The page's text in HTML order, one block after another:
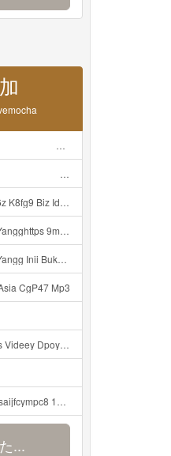
ᅠ ᅠ ᅠ ᅠ ᅠ ᅠ ᅠ ᅠ ᅠ ᅠ ᅠ ᅠ ᅠ ᅠ Mp3
ᅠ ᅠ ᅠ ᅠ ᅠ ᅠ ᅠ ᅠ ᅠ ᅠ ᅠ ᅠ ᅠ ᅠ ᅠ ᅠ ᅠ ᅠ ᅠ ᅠ Mp3
ᅠ ᅠ ᅠ ᅠ ᅠ ᅠ ᅠ ᅠ ᅠ ᅠ ᅠ ᅠ ᅠ ᅠ ᅠ ᅠ ᅠ ᅠ ᅠ ᅠ ᅠ ᅠ ᅠ ᅠ Mp3
ᅠ ᅠ ᅠ ᅠ ᅠ ᅠ ᅠ ᅠ ᅠ ᅠ ᅠ ᅠ ᅠ ᅠ ᅠ ᅠ ᅠ ᅠ ᅠ ᅠ ᅠ ᅠ ᅠ ᅠ ᅠ ᅠ ᅠ Mp3
ᅠ ᅠ ᅠ ᅠ ᅠ ᅠ ᅠ ᅠ ᅠ ᅠ ᅠ ᅠ ᅠ ᅠ ᅠ ᅠ ᅠ ᅠ ᅠ ᅠ ᅠ ᅠ ᅠ ᅠ ᅠ ᅠ ᅠ ᅠ ᅠ Mp3
CgP47 Mp3
ᅠ ᅠ ᅠ ᅠ ᅠ ᅠ ᅠ ᅠ Hmm Ini Kann Banhhh Https Videey Dpoyn Cfd Mp3
MP3 Mp3
...